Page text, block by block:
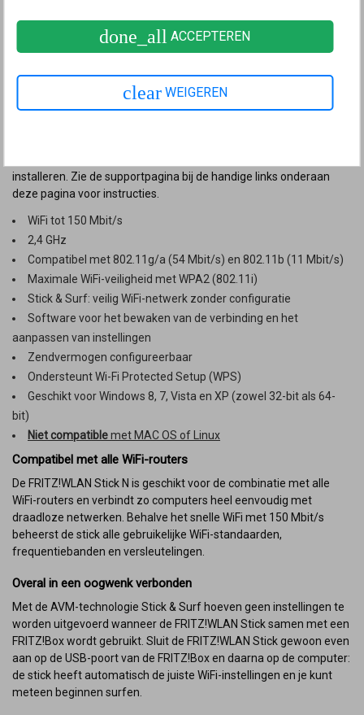
WiFi N voor elke computer
FRITZ!Box en andere WiFi-routers. Daarbij wordt de WiFi-standaard
802.11n gebruikt, met tot 150 Mbit/s. De compacte constructie, de
installeren. Zie de supportpagina bij de handige links onderaan
deze pagina voor instructies.
WiFi tot 150 Mbit/s
2,4 GHz
Compatibel met 802.11g/a (54 Mbit/s) en 802.11b (11 Mbit/s)
Maximale WiFi-veiligheid met WPA2 (802.11i)
Stick & Surf: veilig WiFi-netwerk zonder configuratie
Software voor het bewaken van de verbinding en het
aanpassen van instellingen
Zendvermogen configureerbaar
Ondersteunt Wi-Fi Protected Setup (WPS)
Geschikt voor Windows 8, 7, Vista en XP (zowel 32-bit als 64-
bit)
Niet compatiblemet MAC OS of Linux
Compatibel met alle WiFi-routers
De FRITZ!WLAN Stick N is geschikt voor de combinatie met alle
WiFi-routers en verbindt zo computers heel eenvoudig met
draadloze netwerken. Behalve het snelle WiFi met 150 Mbit/s
beheerst de stick alle gebruikelijke WiFi-standaarden,
frequentiebanden en versleutelingen.
Overal in een oogwenk verbonden
Met de AVM-technologie Stick & Surf hoeven geen instellingen te
worden uitgevoerd wanneer de FRITZ!WLAN Stick samen met een
FRITZ!Box wordt gebruikt. Sluit de FRITZ!WLAN Stick gewoon even
aan op de USB-poort van de FRITZ!Box en daarna op de computer:
de stick heeft automatisch de juiste WiFi-instellingen en je kunt
meteen beginnen surfen.
done_all ACCEPTEREN
clear WEIGEREN